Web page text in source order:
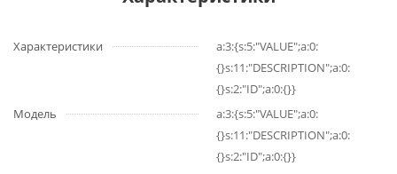
Характеристики
a:3:{s:5:"VALUE";a:0:
{}s:11:"DESCRIPTION";a:0:
{}s:2:"ID";a:0:{}}
Модель
a:3:{s:5:"VALUE";a:0:
{}s:11:"DESCRIPTION";a:0:
{}s:2:"ID";a:0:{}}